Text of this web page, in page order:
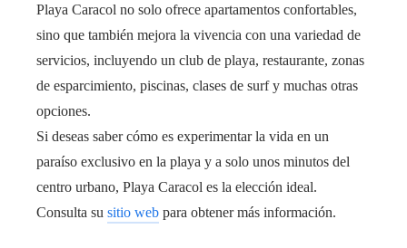
Playa Caracol no solo ofrece apartamentos confortables,
sino que también mejora la vivencia con una variedad de
servicios, incluyendo un club de playa, restaurante, zonas
de esparcimiento, piscinas, clases de surf y muchas otras
opciones.
Si deseas saber cómo es experimentar la vida en un
paraíso exclusivo en la playa y a solo unos minutos del
centro urbano, Playa Caracol es la elección ideal.
Consulta su sitio web para obtener más información.